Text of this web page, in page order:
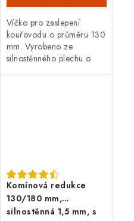
Víčko pro zaslepení
kouřovodu o průměru 130
mm. Vyrobeno ze
silnostěnného plechu o
Komínová redukce
130/180 mm,
silnostěnná 1,5 mm, s